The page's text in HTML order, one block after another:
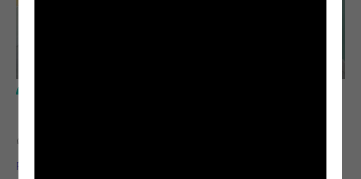
ครู
Peter Roël